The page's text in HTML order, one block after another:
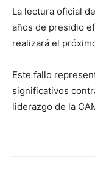
La lectura oficial
años de presidio
realizará el
Este fallo
significativos
liderazgo de la